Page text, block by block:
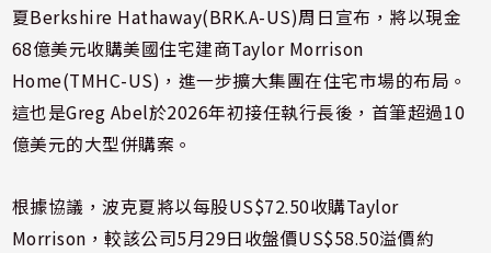
夏Berkshire Hathaway(BRK.A-US)周日宣布，將以現金
68億美元收購美國住宅建商Taylor Morrison
Home(TMHC-US)，進一步擴大集團在住宅市場的布局。
這也是Greg Abel於2026年初接任執行長後，首筆超過10
億美元的大型併購案。
根據協議，波克夏將以每股US$72.50收購Taylor
Morrison，較該公司5月29日收盤價US$58.50溢價約